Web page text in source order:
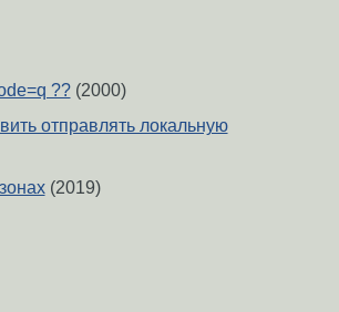
??(2000)
отправлять локальную
(2019)